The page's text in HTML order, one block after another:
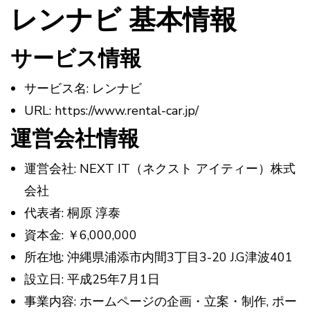
レンナビ 基本情報
サービス情報
サービス名: レンナビ
URL: https://www.rental-car.jp/
運営会社情報
運営会社: NEXT IT（ネクスト アイティー）株式
会社
代表者: 桐原 淳泰
資本金: ￥6,000,000
所在地: 沖縄県浦添市内間3丁目3-20 J.G津波401
設立日: 平成25年7月1日
事業内容: ホームページの企画・立案・制作, ポー